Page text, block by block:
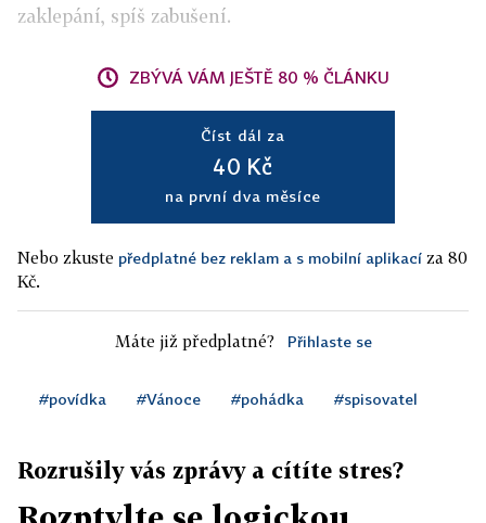
zaklepání, spíš zabušení.
ZBÝVÁ VÁM JEŠTĚ 80 % ČLÁNKU
Číst dál za
40 Kč
na první dva měsíce
Nebo zkuste předplatné bez reklam a s mobilní aplikací za 80
Kč.
Máte již předplatné? Přihlaste se
#povídka #Vánoce #pohádka #spisovatel
Rozrušily vás zprávy a cítíte stres?